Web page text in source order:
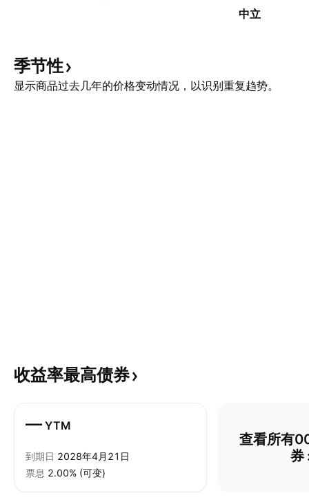
中立
季节性
显示商品过去几年的价格变动情况，以识别重复趋势。
收益率最高债券
— YTM
到期日 2028年4月21日
票息 2.00% (可变)
查看所有
券